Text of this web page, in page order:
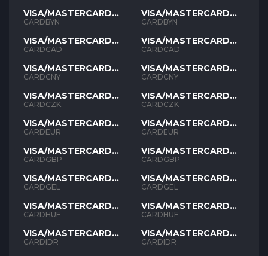
VISA/MASTERCARD
BYN
CARDBYN
VISA/MASTERCARD
CAD
CARDCAD
VISA/MASTERCARD
CNY
CARDCNY
VISA/MASTERCARD
CZK
CARDCZK
VISA/MASTERCARD
EUR
CARDEUR
VISA/MASTERCARD
GBP
CARDGBP
VISA/MASTERCARD
GEL
CARDGEL
VISA/MASTERCARD
HUF
CARDHUF
VISA/MASTERCARD
IDR
CARDIDR
VISA/MASTERCARD
BYN
CARDBYN
VISA/MASTERCARD
CAD
CARDCAD
VISA/MASTERCARD
CNY
CARDCNY
VISA/MASTERCARD
CZK
CARDCZK
VISA/MASTERCARD
EUR
CARDEUR
VISA/MASTERCARD
GBP
CARDGBP
VISA/MASTERCARD
GEL
CARDGEL
VISA/MASTERCARD
HUF
CARDHUF
VISA/MASTERCARD
IDR
CARDIDR